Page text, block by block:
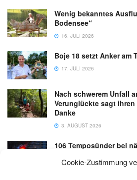
Cookie-Zustimmung
Wenig bekanntes
Bodensee“
16. JULI 2026
Boje 18 setzt Anker am
17. JULI 2026
Nach schwerem Unfall
Verunglückte sagt ihren
Danke
3. AUGUST 2026
106 Temposünder bei
18. JULI 2026